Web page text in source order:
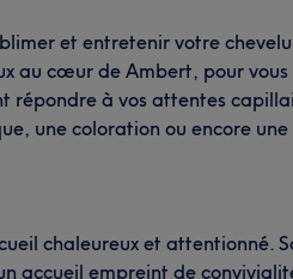
et entretenir votre
au cœur de Ambert, pour
répondre à vos attentes
une coloration ou encore une
chaleureux et attentionné.
accueil empreint de